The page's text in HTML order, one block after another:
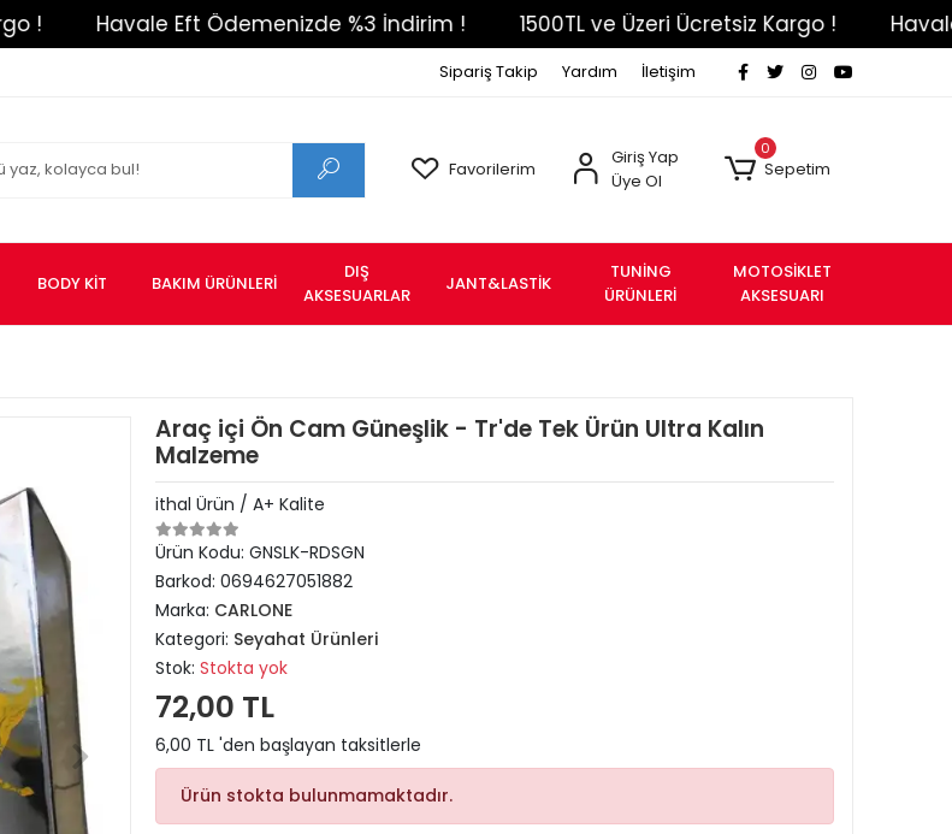
Havale Eft Ödemenizde %3 İndirim ! 1500TL ve Üzeri Ücretsiz Kargo ! Havale Eft
Sipariş Takip Yardım İletişim
Favorilerim
Giriş Yap
Üye Ol
0
Sepetim
BODY KİT BAKIM ÜRÜNLERİ
DIŞ
AKSESUARLAR
JANT&LASTİK
TUNİNG
ÜRÜNLERİ
MOTOSİKLET
AKSESUARI
Araç içi Ön Cam Güneşlik - Tr'de Tek Ürün Ultra Kalın
Malzeme
ithal Ürün / A+ Kalite
Ürün Kodu: GNSLK-RDSGN
Barkod: 0694627051882
Marka: CARLONE
Kategori: Seyahat Ürünleri
Stok: Stokta yok
72,00 TL
6,00 TL 'den başlayan taksitlerle
Ürün stokta bulunmamaktadır.